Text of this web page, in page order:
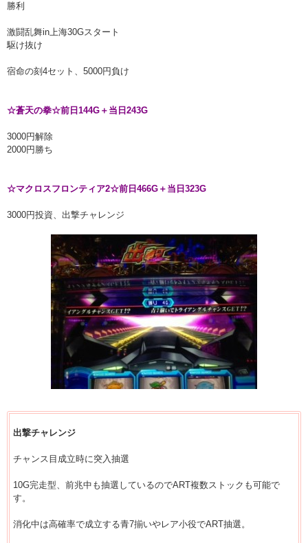
勝利
激闘乱舞in上海30Gスタート
駆け抜け
宿命の刻4セット、5000円負け
☆蒼天の拳☆前日144G＋当日243G
3000円解除
2000円勝ち
☆マクロスフロンティア2☆前日466G＋当日323G
3000円投資、出撃チャレンジ
出撃チャレンジ
チャンス目成立時に突入抽選
10G完走型、前兆中も抽選しているのでART複数ストックも可能で
す。
消化中は高確率で成立する青7揃いやレア小役でART抽選。